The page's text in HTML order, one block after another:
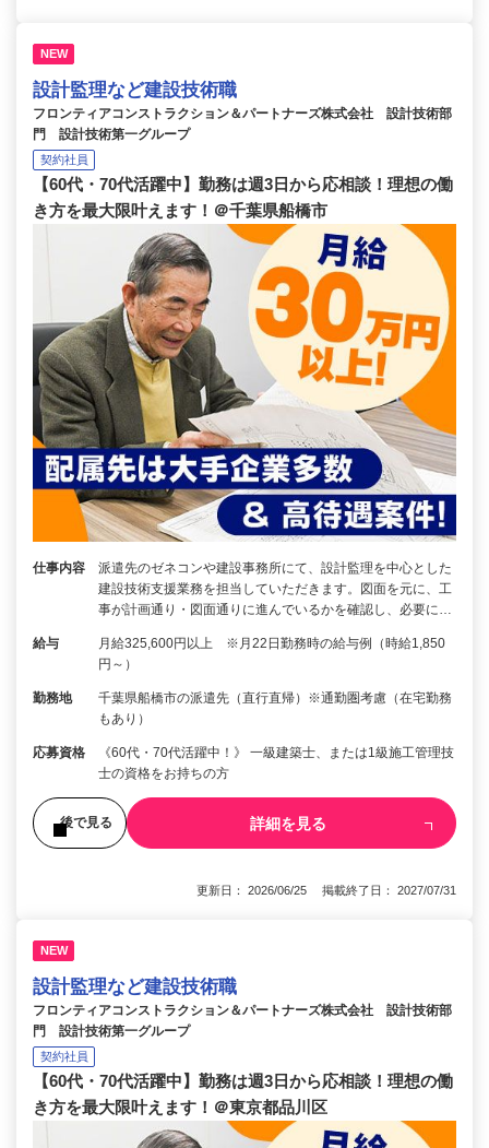
NEW
設計監理など建設技術職
フロンティアコンストラクション＆パートナーズ株式会社 設計技術部
門 設計技術第一グループ
契約社員
【60代・70代活躍中】勤務は週3日から応相談！理想の働
き方を最大限叶えます！＠千葉県船橋市
仕事内容
派遣先のゼネコンや建設事務所にて、設計監理を中心とした
建設技術支援業務を担当していただきます。図面を元に、工
事が計画通り・図面通りに進んでいるかを確認し、必要に…
給与
月給325,600円以上 ※月22日勤務時の給与例（時給1,850
円～）
勤務地
千葉県船橋市の派遣先（直行直帰）※通勤圏考慮（在宅勤務
もあり）
応募資格
《60代・70代活躍中！》 一級建築士、または1級施工管理技
士の資格をお持ちの方
後で見る 詳細を見る
更新日： 2026/06/25 掲載終了日： 2027/07/31
NEW
設計監理など建設技術職
フロンティアコンストラクション＆パートナーズ株式会社 設計技術部
門 設計技術第一グループ
契約社員
【60代・70代活躍中】勤務は週3日から応相談！理想の働
き方を最大限叶えます！＠東京都品川区